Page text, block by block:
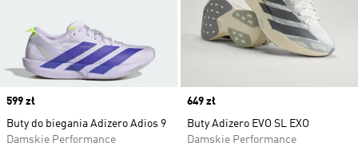
Price
599 zł
Buty do biegania Adizero Adios 9
Damskie Performance
Price
649 zł
Buty Adizero EVO SL EXO
Damskie Performance